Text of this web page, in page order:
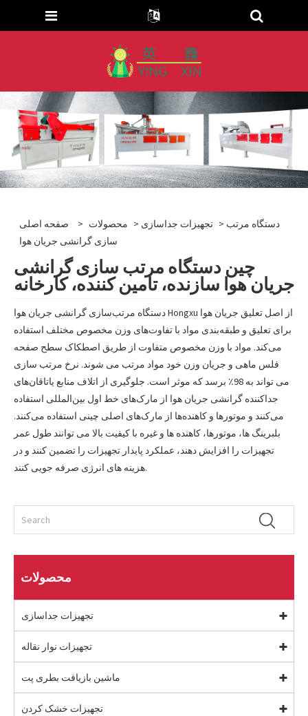
صفحه اصلی > محصولات > تجهیزات جداسازی > دستگاه مرتب
سازی گرانشی جریان هوا
چین دستگاه مرتب سازی گرانشی
جریان هوا سازنده، تامین کننده، کارخانه
دستگاه مرتب‌سازی گرانشی جریان هوا Hongxu از اصل تعلیق جریان هوا
برای تعلیق و طبقه‌بندی مواد با تفاوت‌های وزن مخصوص مختلف استفاده
می‌کند. مواد با وزن مخصوص متفاوت از طریق اصطکاک سطح صفحه
فلس ماهی و جریان وزن خود مواد مرتب می شوند. نرخ مرتب سازی
می تواند به 98٪ برسد که موثر است. جلوگیری از اتلاف منابع یاتاقان‌های
جداکننده گرانشی جریان هوا از مارک‌های خط اول بین‌المللی استفاده
می‌کنند و موتورها و کاهنده‌ها از مارک‌های اصلی چینی استفاده می‌کنند.
بلبرینگ ها، موتورها، کاهنده ها و غیره با کیفیت بالا می توانند طول عمر
تجهیزات را افزایش دهند، عملکرد پایدار تجهیزات را تضمین کنند و در
هزینه های انرژی صرفه جویی کنند.
محصولات
تجهیزات جداسازی
تجهیزات نوار نقاله
ماشین بازیافت بطری پت
تجهیزات خشک کردن